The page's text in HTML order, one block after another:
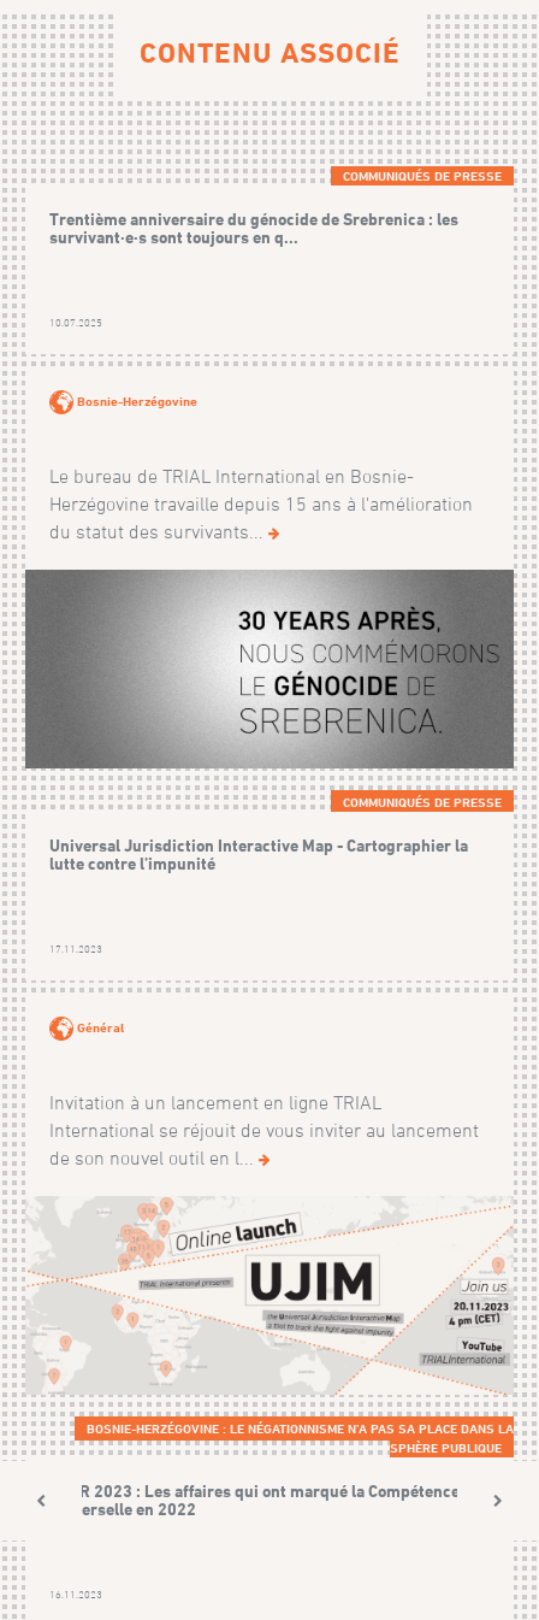
CONTENU ASSOCIÉ
COMMUNIQUÉS DE PRESSE
Trentième anniversaire du génocide de Srebrenica : les
survivant·e·s sont toujours en q...
10.07.2025
Bosnie-Herzégovine
Le bureau de TRIAL International en Bosnie-
Herzégovine travaille depuis 15 ans à l'amélioration
du statut des survivants...
COMMUNIQUÉS DE PRESSE
Universal Jurisdiction Interactive Map - Cartographier la
lutte contre l’impunité
17.11.2023
Général
Invitation à un lancement en ligne TRIAL
International se réjouit de vous inviter au lancement
de son nouvel outil en l...
BOSNIE-HERZÉGOVINE : LE NÉGATIONNISME N’A PAS SA PLACE DANS LA
SPHÈRE PUBLIQUE
UJAR 2023 : Les affaires qui ont marqué la Compétence
universelle en 2022
16.11.2023